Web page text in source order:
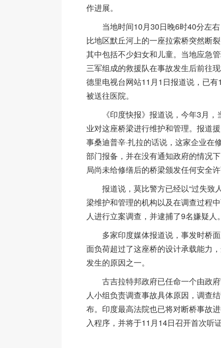
作进展。
当地时间10月30日晚6时40分左右
比地区默丘河上的一座拉索桥突然断
其中包括不少妇女和儿童。当地应急
三军组成的救援队在事故发生后前往
德里电视台网站11月1日报道说，已
被送往医院。
《印度快报》报道说，今年3月，
业对这座桥梁进行维护和管理。报道
事桑迪普辛·扎拉的话说，这家企业在
部门报备，并在没有通知政府的情况
局尚未给修缮后的桥梁颁发任何安全
报道说，莫比警方已经以“过失致
梁维护和管理的机构以及在调查过程
人进行立案调查，并逮捕了9名嫌疑人
多家印度媒体报道说，事发时桥面
面负荷超过了这座桥的设计承载能力
发生的原因之一。
古吉拉特邦政府已任命一个由政府
人小组负责调查事故具体原因，调查
布。印度最高法院也已将对断桥事故
入程序，并将于11月14日召开首次听